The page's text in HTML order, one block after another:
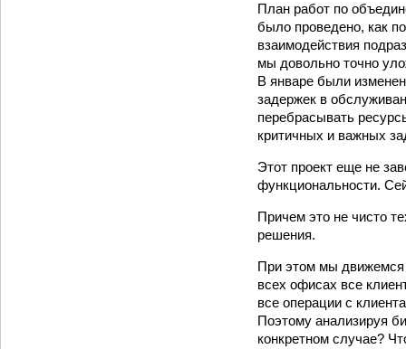
План работ по
было проведено, как
взаимодействия
мы довольно точно
В январе были
задержек в
перебрасывать
критичных и важных
Этот проект еще не
функциональности.
Причем это не чисто
решения.
При этом мы движемся
всех офисах все
все операции с
Поэтому анализируя
конкретном случае?